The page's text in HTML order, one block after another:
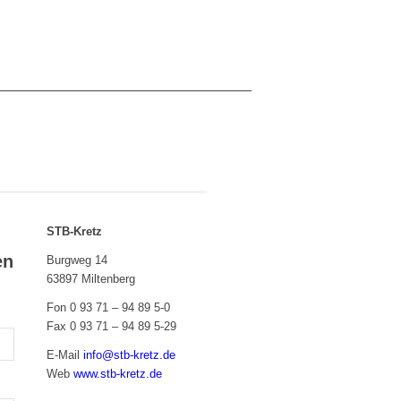
STB-Kretz
Burgweg 14
63897 Miltenberg
Fon 0 93 71 – 94 89 5-0
Fax 0 93 71 – 94 89 5-29
E-Mailinfo@stb-kretz.de
Webwww.stb-kretz.de